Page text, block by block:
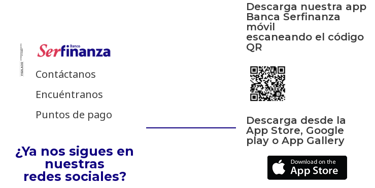
Contáctanos
Encuéntranos
Puntos de pago
¿Ya nos sigues en
nuestras
redes sociales?
Descarga nuestra app
Banca Serfinanza
móvil
escaneando el código
QR
Descarga desde la
App Store, Google
play o App Gallery